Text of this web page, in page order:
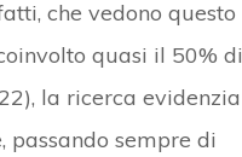
che vedono questo
quasi il 50% di
la ricerca evidenzia
sempre di